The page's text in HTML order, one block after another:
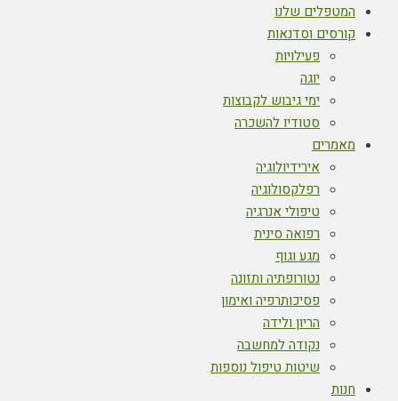
המטפלים שלנו
קורסים וסדנאות
פעילויות
יוגה
ימי גיבוש לקבוצות
סטודיו להשכרה
מאמרים
אירידיולוגיה
רפלקסולוגיה
טיפולי אנרגיה
רפואה סינית
מגע וגוף
נטורופתיה ותזונה
פסיכותרפיה ואימון
הריון ולידה
נקודה למחשבה
שיטות טיפול נוספות
חנות